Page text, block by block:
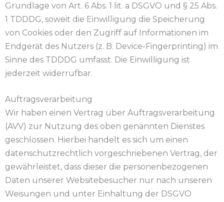
Grundlage von Art. 6 Abs. 1 lit. a DSGVO und § 25 Abs.
1 TDDDG, soweit die Einwilligung die Speicherung
von Cookies oder den Zugriff auf Informationen im
Endgerät des Nutzers (z. B. Device-Fingerprinting) im
Sinne des TDDDG umfasst. Die Einwilligung ist
jederzeit widerrufbar.
Auftragsverarbeitung
Wir haben einen Vertrag über Auftragsverarbeitung
(AVV) zur Nutzung des oben genannten Dienstes
geschlossen. Hierbei handelt es sich um einen
datenschutzrechtlich vorgeschriebenen Vertrag, der
gewährleistet, dass dieser die personenbezogenen
Daten unserer Websitebesucher nur nach unseren
Weisungen und unter Einhaltung der DSGVO